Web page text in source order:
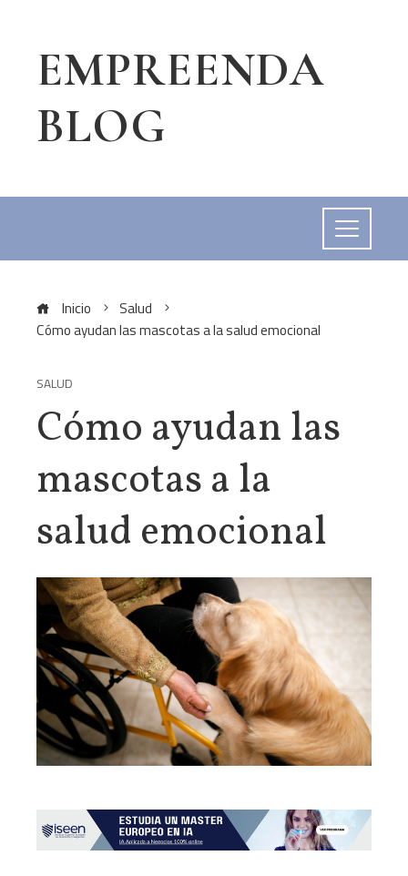
EMPREENDA
BLOG
Inicio
Salud
Cómo ayudan las mascotas a la salud emocional
SALUD
Cómo ayudan las
mascotas a la
salud emocional